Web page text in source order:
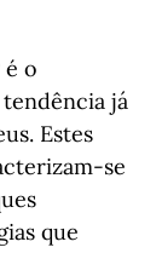
é o
tendência já
Estes
se
que